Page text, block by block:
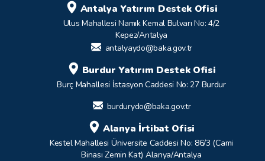
Antalya Yatırım Destek Ofisi
Ulus Mahallesi Namık Kemal Bulvarı No: 4/2
Kepez/Antalya
antalyaydo@baka.gov.tr
Burdur Yatırım Destek Ofisi
Burç Mahallesi İstasyon Caddesi No: 27 Burdur
burdurydo@baka.gov.tr
Alanya İrtibat Ofisi
Kestel Mahallesi Üniversite Caddesi No: 86/3 (Cami
Binası Zemin Kat) Alanya/Antalya